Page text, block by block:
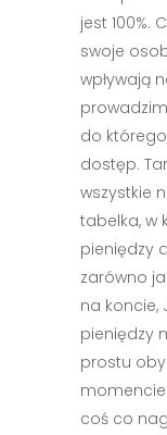
jest 100%.
swoje
wpływają
do
dostęp.
wszystkie
tabelka, w
pieniędzy
zarówno
na koncie,
pieniędzy
prostu
coś co